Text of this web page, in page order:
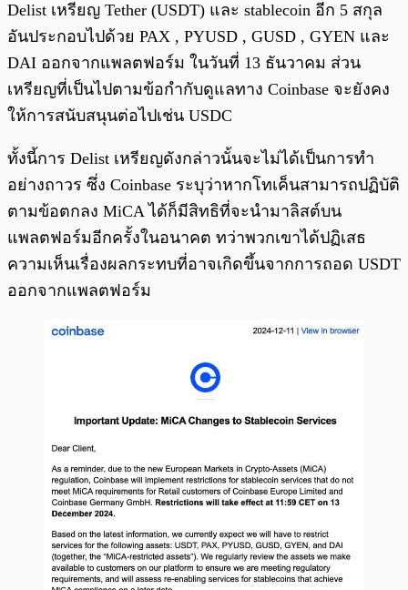
Delist เหรียญ Tether (USDT) และ stablecoin อีก 5 สกุล
อันประกอบไปด้วย PAX , PYUSD , GUSD , GYEN และ
DAI ออกจากแพลตฟอร์ม ในวันที่ 13 ธันวาคม ส่วน
เหรียญที่เป็นไปตามข้อกำกับดูแลทาง Coinbase จะยังคง
ให้การสนับสนุนต่อไปเช่น USDC
ทั้งนี้การ Delist เหรียญดังกล่าวนั้นจะไม่ได้เป็นการทำ
อย่างถาวร ซึ่ง Coinbase ระบุว่าหากโทเค็นสามารถปฏิบัติ
ตามข้อตกลง MiCA ได้ก็มีสิทธิที่จะนำมาลิสต์บน
แพลตฟอร์มอีกครั้งในอนาคต ทว่าพวกเขาได้ปฏิเสธ
ความเห็นเรื่องผลกระทบที่อาจเกิดขึ้นจากการถอด USDT
ออกจากแพลตฟอร์ม